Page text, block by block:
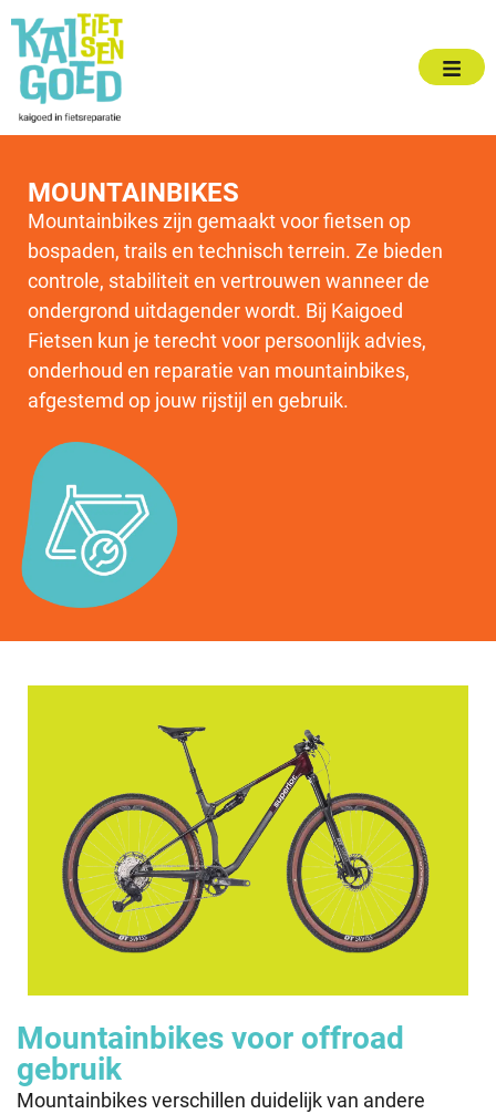
MOUNTAINBIKES
Mountainbikes zijn gemaakt voor fietsen op
bospaden, trails en technisch terrein. Ze bieden
controle, stabiliteit en vertrouwen wanneer de
ondergrond uitdagender wordt. Bij Kaigoed
Fietsen kun je terecht voor persoonlijk advies,
onderhoud en reparatie van mountainbikes,
afgestemd op jouw rijstijl en gebruik.
Mountainbikes voor offroad
gebruik
Mountainbikes verschillen duidelijk van andere